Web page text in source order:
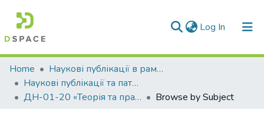
Log In (current)
Communities & Collections
All of DSpace
Home
Наукові публікації в рамках виконання держбюджетних науково-дослідних робіт
Наукові публікації та патенти в рамках виконання держбюджетних науково-дослідних робіт 2020 р.
ДН-01-20 «Теорія та практика системного підходу створення новітнього рухомого складу залізниць мультифункціональним управлінням термомеханічною навантаженністю «колесо-колодка-рейка» для підвищення безпеки, енерго- та ресурсозаощадження»
Browse by Subject